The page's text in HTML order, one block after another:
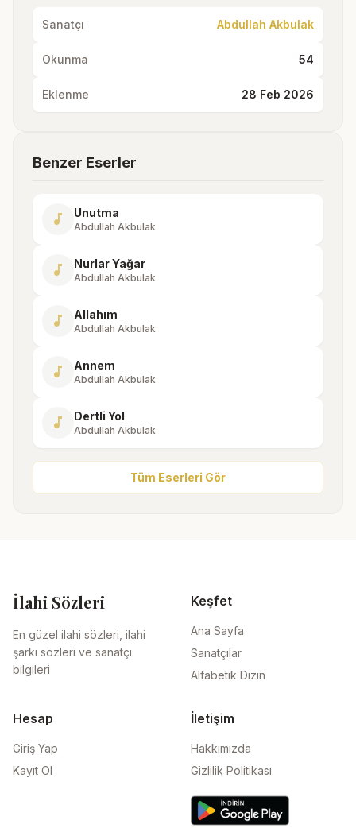
Sanatçı Abdullah Akbulak
Okunma 54
Eklenme 28 Feb 2026
Benzer Eserler
music_note Unutma
Abdullah Akbulak
music_note Nurlar Yağar
Abdullah Akbulak
music_note Allahım
Abdullah Akbulak
music_note Annem
Abdullah Akbulak
music_note Dertli Yol
Abdullah Akbulak
Tüm Eserleri Gör
İlahi Sözleri
En güzel ilahi sözleri, ilahi
şarkı sözleri ve sanatçı
bilgileri
Keşfet
Ana Sayfa
Sanatçılar
Alfabetik Dizin
Hesap
Giriş Yap
Kayıt Ol
İletişim
Hakkımızda
Gizlilik Politikası